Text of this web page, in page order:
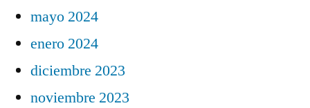
mayo 2024
enero 2024
diciembre 2023
noviembre 2023